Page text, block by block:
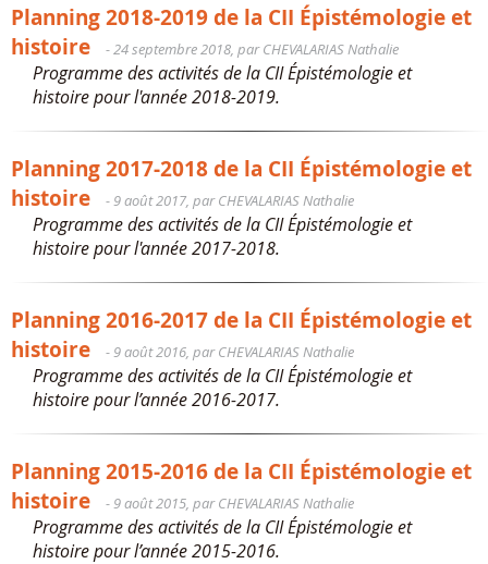
Planning 2018-2019 de la CII Épistémologie et
histoire
- 24 septembre 2018, par CHEVALARIAS Nathalie
Programme des activités de la CII Épistémologie et
histoire pour l'année 2018-2019.
Planning 2017-2018 de la CII Épistémologie et
histoire
- 9 août 2017, par CHEVALARIAS Nathalie
Programme des activités de la CII Épistémologie et
histoire pour l'année 2017-2018.
Planning 2016-2017 de la CII Épistémologie et
histoire
- 9 août 2016, par CHEVALARIAS Nathalie
Programme des activités de la CII Épistémologie et
histoire pour l’année 2016-2017.
Planning 2015-2016 de la CII Épistémologie et
histoire
- 9 août 2015, par CHEVALARIAS Nathalie
Programme des activités de la CII Épistémologie et
histoire pour l’année 2015-2016.